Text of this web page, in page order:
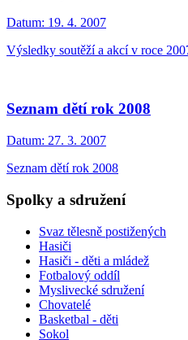
Datum: 19. 4. 2007
Výsledky soutěží a akcí v roce
Seznam dětí rok 2008
Datum: 27. 3. 2007
Seznam dětí rok 2008
Spolky a sdružení
Svaz tělesně postižených
Hasiči
Hasiči - děti a mládež
Fotbalový oddíl
Myslivecké sdružení
Chovatelé
Basketbal - děti
Sokol